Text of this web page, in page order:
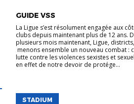
GUIDE VSS
La Ligue s’est résolument engagée aux
clubs depuis maintenant plus de 12 ans.
plusieurs mois maintenant, Ligue,
menons ensemble un nouveau combat :
lutte contre les violences sexistes et
en effet de notre devoir de protége...
STADIUM